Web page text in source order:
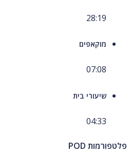
28:19
מוקאפים
07:08
שיעורי בית
04:33
פלטפורמות POD